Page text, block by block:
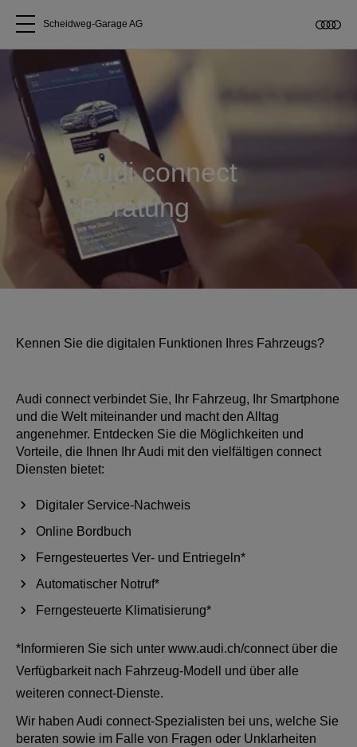
Alle Modelle
Über uns
Audi kaufen
Service & Reparatur
Audi Original Zubehör
Scheidweg-Garage AG
Audi connect
Beratung
Kennen Sie die digitalen Funktionen Ihres Fahrzeugs?
Audi connect verbindet Sie, Ihr Fahrzeug, Ihr Smartphone
und die Welt miteinander und macht den Alltag
angenehmer. Entdecken Sie die Möglichkeiten und
Vorteile, die Ihnen Ihr Audi mit den vielfältigen connect
Diensten bietet:
Digitaler Service-Nachweis
Online Bordbuch
Ferngesteuertes Ver- und Entriegeln*
Automatischer Notruf*
Ferngesteuerte Klimatisierung*
*Informieren Sie sich unter www.audi.ch/connect über die
Verfügbarkeit nach Fahrzeug-Modell und über alle
weiteren connect-Dienste.
Wir haben Audi connect-Spezialisten bei uns, welche Sie
beraten sowie im Falle von Fragen oder Unklarheiten